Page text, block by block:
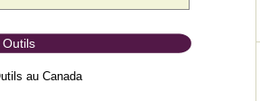
au Canada